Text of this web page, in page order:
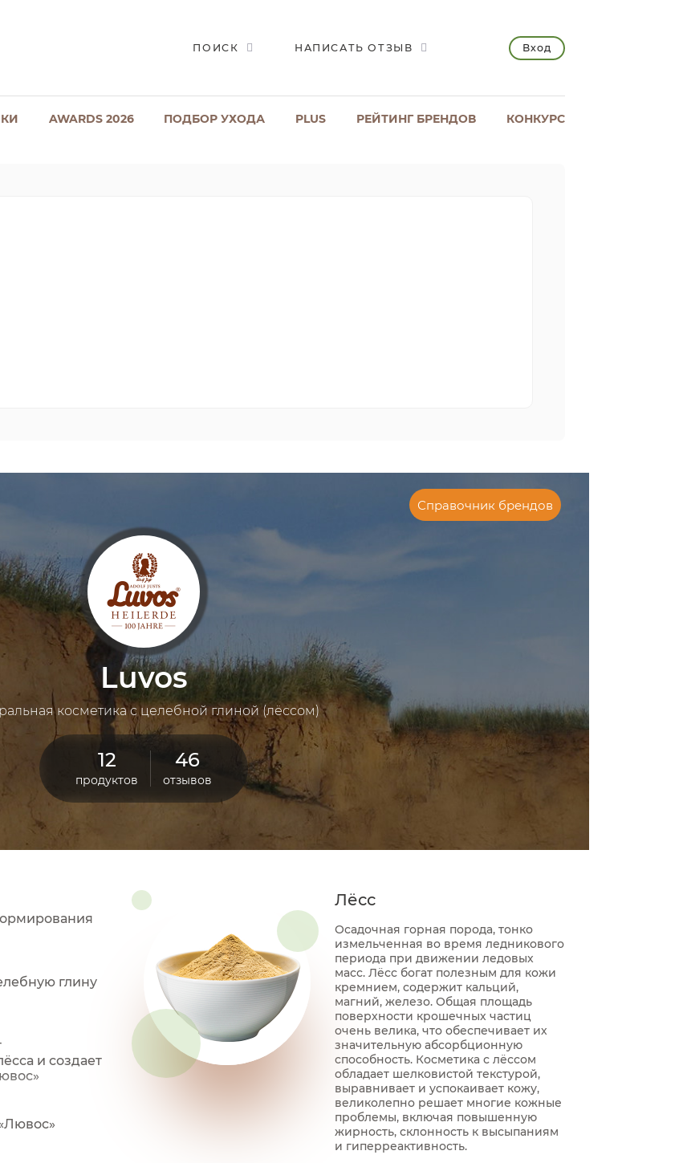
ПОИСК НАПИСАТЬ ОТЗЫВ Вход
AWARDS 2026 ПОДБОР УХОДА PLUS РЕЙТИНГ БРЕНДОВ КОНКУРС
Справочник брендов
Luvos
косметика с целебной глиной (лёссом)
12
продуктов
46
отзывов
глину
и создает
Лёсс
Осадочная горная порода, тонко
измельченная во время ледникового
периода при движении ледовых
масс. Лёсс богат полезным для кожи
кремнием, содержит кальций,
магний, железо. Общая площадь
поверхности крошечных частиц
очень велика, что обеспечивает их
значительную абсорбционную
способность. Косметика с лёссом
обладает шелковистой текстурой,
выравнивает и успокаивает кожу,
великолепно решает многие кожные
проблемы, включая повышенную
жирность, склонность к высыпаниям
и гиперреактивность.